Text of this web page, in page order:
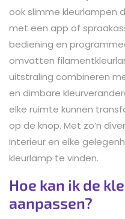
ook slimme kleurlampen
met een app of
bediening en
omvatten
uitstraling combineren
en dimbare
elke ruimte kunnen
op de knop. Met zo’n
interieur en elke
kleurlamp te vinden.
Hoe kan ik de
aanpassen?